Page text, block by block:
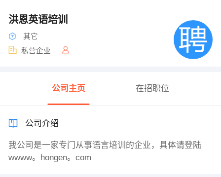
洪恩英语培训
其它
私营企业
公司主页 在招职位
公司介绍
我公司是一家专门从事语言培训的企业，具体请登陆
wwww。hongen。com